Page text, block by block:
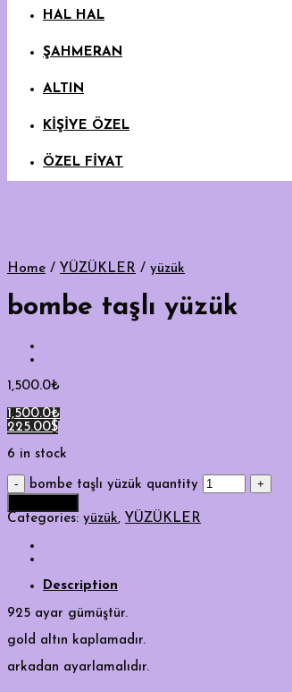
HAL HAL
ŞAHMERAN
ALTIN
KİŞİYE ÖZEL
ÖZEL FİYAT
Home / YÜZÜKLER / yüzük
bombe taşlı yüzük
1,500.0₺
1,500.0₺
225.00$
6 in stock
bombe taşlı yüzük quantity
Categories: yüzük, YÜZÜKLER
Description
925 ayar gümüştür.
gold altın kaplamadır.
arkadan ayarlamalıdır.